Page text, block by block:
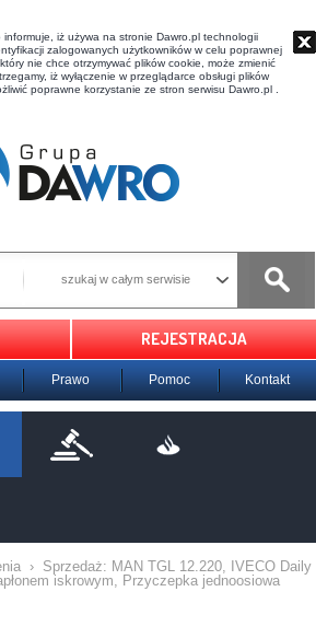
informuje, iż używa na stronie Dawro.pl technologii
zalogowanych użytkowników w celu poprawnej
nie chce otrzymywać plików cookie, może zmienić
iż wyłączenie w przeglądarce obsługi plików
poprawne korzystanie ze stron serwisu Dawro.pl .
szukaj w całym serwisie
REJESTRACJA
Prawo Pomoc Kontakt
› Sprzedaż: MAN TGL 12.220, IVECO Daily
iskrowym, Przyczepka jednoosiowa